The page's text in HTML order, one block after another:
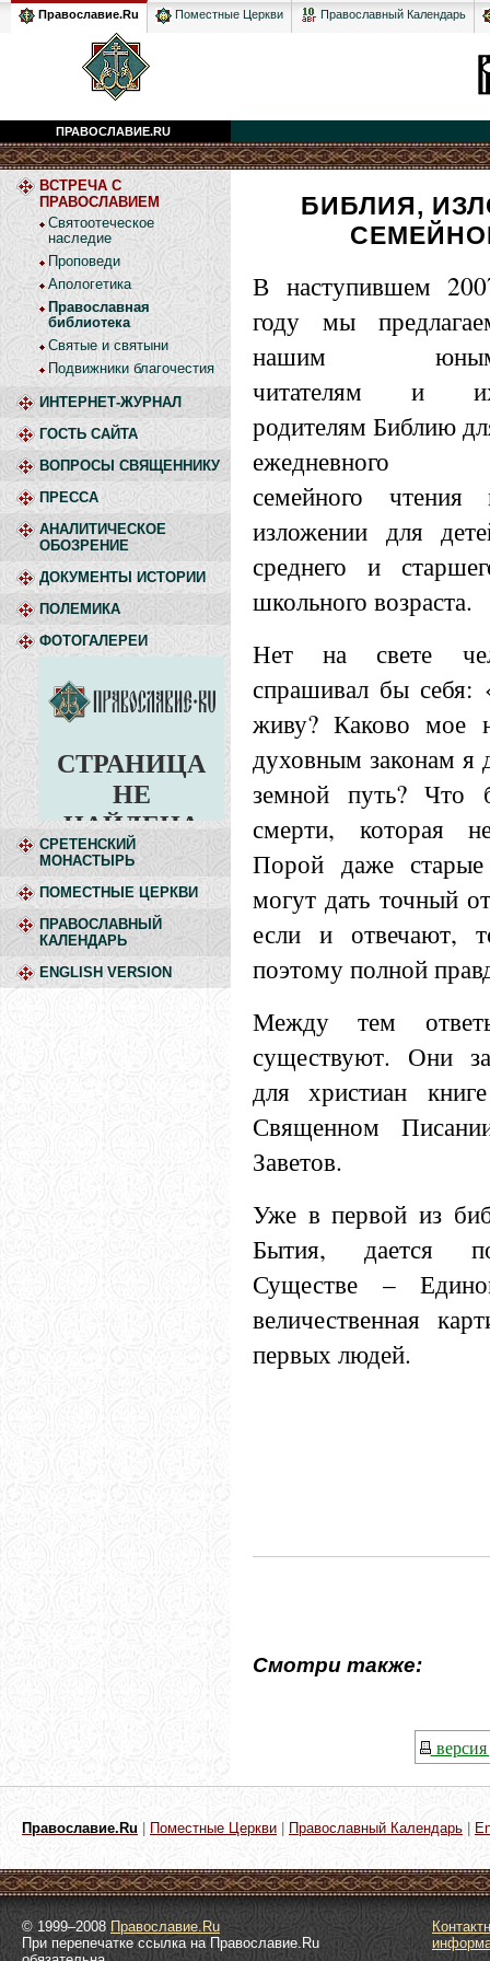
Православие.Ru Поместные Церкви Православный Календарь
ПРАВОСЛАВИЕ.RU
ВСТРЕЧА С
ПРАВОСЛАВИЕМ
Святоотеческое
наследие
Проповеди
Апологетика
Православная
библиотека
Святые и святыни
Подвижники благочестия
ИНТЕРНЕТ-ЖУРНАЛ
ГОСТЬ САЙТА
ВОПРОСЫ СВЯЩЕННИКУ
ПРЕССА
АНАЛИТИЧЕСКОЕ
ОБОЗРЕНИЕ
ДОКУМЕНТЫ ИСТОРИИ
ПОЛЕМИКА
ФОТОГАЛЕРЕИ
СРЕТЕНСКИЙ
МОНАСТЫРЬ
ПОМЕСТНЫЕ ЦЕРКВИ
ПРАВОСЛАВНЫЙ
КАЛЕНДАРЬ
ENGLISH VERSION
БИБЛИЯ,
В наступившем
году мы
нашим
читателям и
родителям Библию
ежедневного
семейного чтения
изложении для
среднего и
школьного возраста.
Нет на свете
спрашивал бы себя:
живу? Каково мое
духовным законам я
земной путь? Что
смерти, которая
Порой даже
могут дать точный
если и отвечают,
поэтому полной
Между тем
существуют. Они
для христиан
Священном
Заветов.
Уже в первой из
Бытия, дается
Существе –
величественная
первых людей.
Смотри также:
версия
Православие.Ru Поместные Церкви Православный Календарь
© 1999–2008 Православие.Ru
При перепечатке ссылка на Православие.Ru